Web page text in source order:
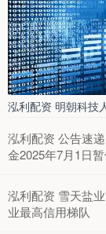
泓利配资 明朝科技
泓利配资 公告速
金2025年7月1日
泓利配资 雪天盐
业最高信用梯队